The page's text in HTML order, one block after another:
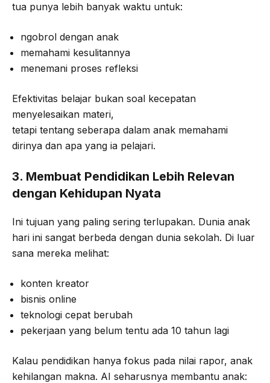
tua punya lebih banyak waktu untuk:
ngobrol dengan anak
memahami kesulitannya
menemani proses refleksi
Efektivitas belajar bukan soal kecepatan
menyelesaikan materi,
tetapi tentang seberapa dalam anak memahami
dirinya dan apa yang ia pelajari.
3. Membuat Pendidikan Lebih Relevan
dengan Kehidupan Nyata
Ini tujuan yang paling sering terlupakan. Dunia anak
hari ini sangat berbeda dengan dunia sekolah. Di luar
sana mereka melihat:
konten kreator
bisnis online
teknologi cepat berubah
pekerjaan yang belum tentu ada 10 tahun lagi
Kalau pendidikan hanya fokus pada nilai rapor, anak
kehilangan makna. AI seharusnya membantu anak: